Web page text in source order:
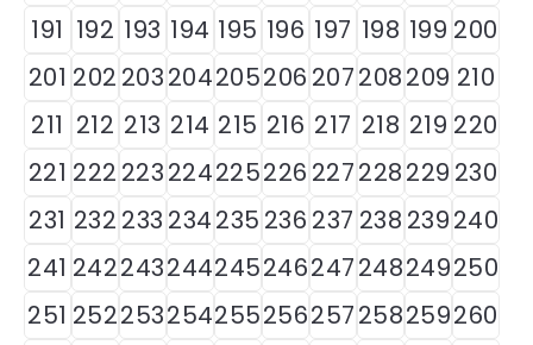
191 192 193 194 195 196 197 198 199 200
201 202 203204205206 207208209 210
211 212 213 214 215 216 217 218 219 220
221 222 223224225226 227228229 230
231 232 233 234235 236 237 238 239240
241 242243244245246247248249250
251 252253254255256257258259260